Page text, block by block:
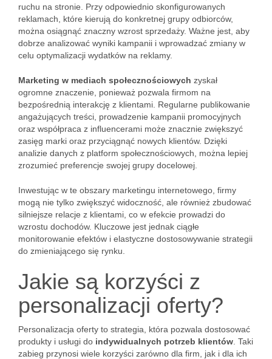
ruchu na stronie. Przy odpowiednio skonfigurowanych
reklamach, które kierują do konkretnej grupy odbiorców,
można osiągnąć znaczny wzrost sprzedaży. Ważne jest, aby
dobrze analizować wyniki kampanii i wprowadzać zmiany w
celu optymalizacji wydatków na reklamy.
Marketing w mediach społecznościowych zyskał
ogromne znaczenie, ponieważ pozwala firmom na
bezpośrednią interakcję z klientami. Regularne publikowanie
angażujących treści, prowadzenie kampanii promocyjnych
oraz współpraca z influencerami może znacznie zwiększyć
zasięg marki oraz przyciągnąć nowych klientów. Dzięki
analizie danych z platform społecznościowych, można lepiej
zrozumieć preferencje swojej grupy docelowej.
Inwestując w te obszary marketingu internetowego, firmy
mogą nie tylko zwiększyć widoczność, ale również zbudować
silniejsze relacje z klientami, co w efekcie prowadzi do
wzrostu dochodów. Kluczowe jest jednak ciągłe
monitorowanie efektów i elastyczne dostosowywanie strategii
do zmieniającego się rynku.
Jakie są korzyści z
personalizacji oferty?
Personalizacja oferty to strategia, która pozwala dostosować
produkty i usługi do indywidualnych potrzeb klientów . Taki
zabieg przynosi wiele korzyści zarówno dla firm, jak i dla ich